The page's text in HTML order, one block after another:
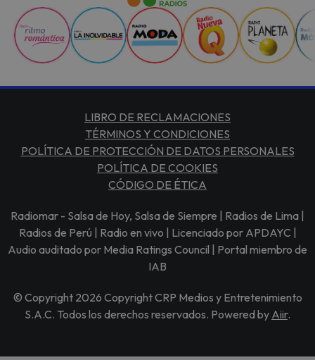
LIBRO DE RECLAMACIONES
TÉRMINOS Y CONDICIONES
POLÍTICA DE PROTECCIÓN DE DATOS PERSONALES
POLÍTICA DE COOKIES
CÓDIGO DE ÉTICA
Radiomar - Salsa de Hoy, Salsa de Siempre | Radios de Lima |
Radios de Perú | Radio en vivo | Licenciado por APDAYC |
Audio auditado por Media Ratings Council | Portal miembro de
IAB
© Copyright 2026 Copyright CRP Medios y Entretenimiento
S.A.C. Todos los derechos reservados. Powered by Aiir.